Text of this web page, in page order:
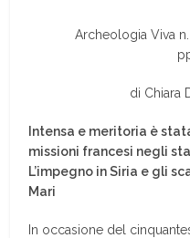
Archeologia Viva
di Chiara
Intensa e meritoria è
missioni francesi negli
L’impegno in Siria e gli
Mari
In occasione del